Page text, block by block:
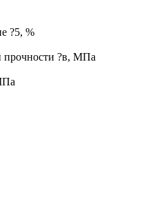
?5, %
прочности ?в, МПа